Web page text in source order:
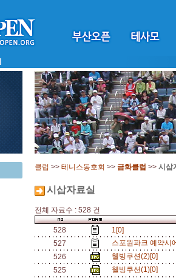
클럽 >> 테니스동호회 >> 금화클럽 >> 시삽
시삽자료실
전체 자료수 : 528 건
528
1[0]
527
스포원파크 예약
526
웰빙쿠션(2)[0]
525
웰빙쿠션(1)[0]